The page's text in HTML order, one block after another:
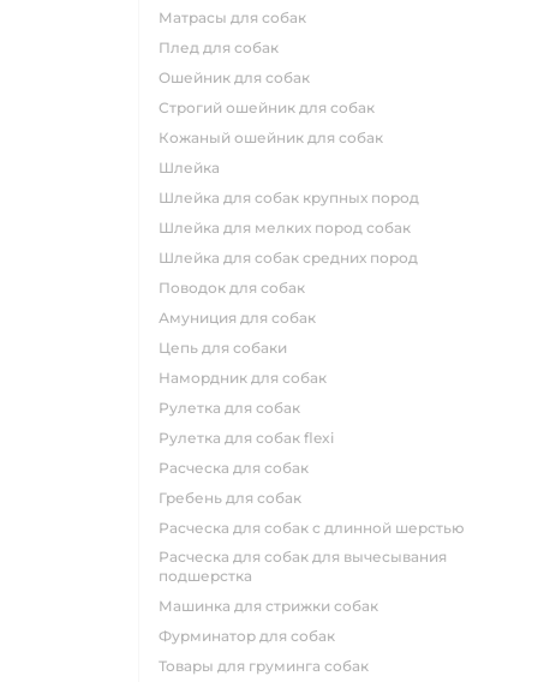
матрасы для собак
плед для собак
ошейник для собак
строгий ошейник для собак
кожаный ошейник для собак
шлейка
шлейка для собак крупных пород
шлейка для мелких пород собак
шлейка для собак средних пород
поводок для собак
амуниция для собак
цепь для собаки
намордник для собак
рулетка для собак
рулетка для собак flexi
расческа для собак
гребень для собак
расческа для собак с длинной шерстью
расческа для собак для вычесывания
подшерстка
машинка для стрижки собак
фурминатор для собак
товары для груминга собак